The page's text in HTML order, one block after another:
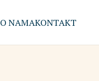
O NAMAKONTAKT